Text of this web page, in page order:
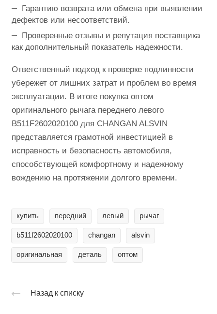
Гарантию возврата или обмена при выявлении
дефектов или несоответствий.
Проверенные отзывы и репутация поставщика
как дополнительный показатель надежности.
Ответственный подход к проверке подлинности
убережет от лишних затрат и проблем во время
эксплуатации. В итоге покупка оптом
оригинального рычага переднего левого
B511F2602020100 для CHANGAN ALSVIN
представляется грамотной инвестицией в
исправность и безопасность автомобиля,
способствующей комфортному и надежному
вождению на протяжении долгого времени.
купить передний левый рычаг
b511f2602020100 changan alsvin
оригинальная деталь оптом
Назад к списку